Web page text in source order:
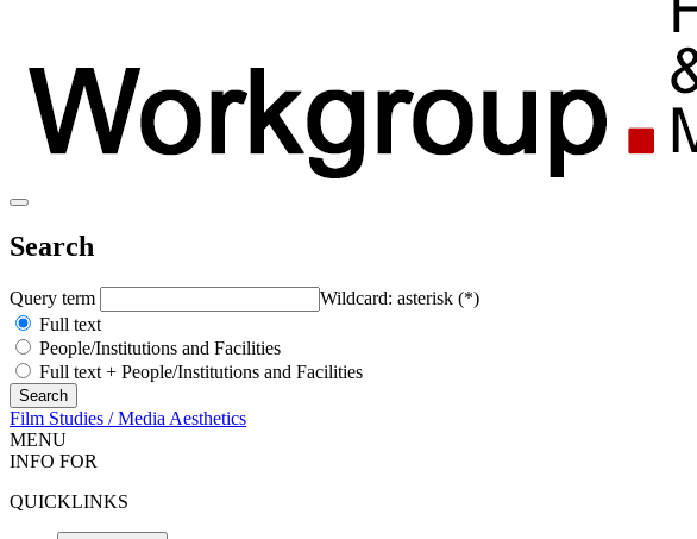
Search
Query term
Wildcard: asterisk (*)
Full text
People/Institutions and Facilities
Full text + People/Institutions and Facilities
Film Studies / Media Aesthetics
MENU
INFO FOR
QUICKLINKS